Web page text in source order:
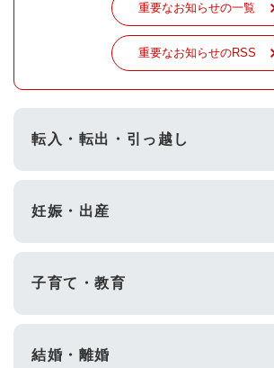
重要なお知らせの一覧
重要なお知らせのRSS
転入・転出・引っ越し
妊娠・出産
子育て・教育
結婚・離婚